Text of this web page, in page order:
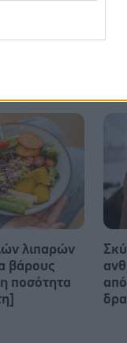
λιπαρών
βάρους
ποσότητα